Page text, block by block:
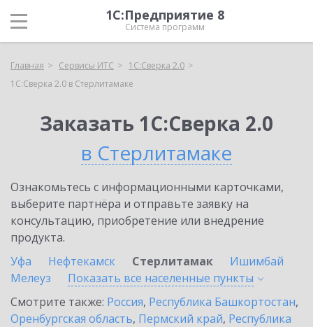
1С:Предприятие 8
Система программ
Главная Сервисы ИТС
1С:Сверка 2.0
1С:Сверка 2.0 в Стерлитамаке
Заказать 1С:Сверка 2.0
в Стерлитамаке
Ознакомьтесь с информационными карточками,
выберите партнёра и отправьте заявку на
консультацию, приобретение или внедрение
продукта.
Уфа
Нефтекамск Стерлитамак
Ишимбай
Мелеуз
Показать все населенные пункты
Смотрите также: Россия, Республика Башкортостан,
Оренбургская область, Пермский край, Республика